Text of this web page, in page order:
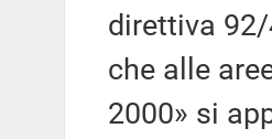
direttiva 92/
che alle
2000» si